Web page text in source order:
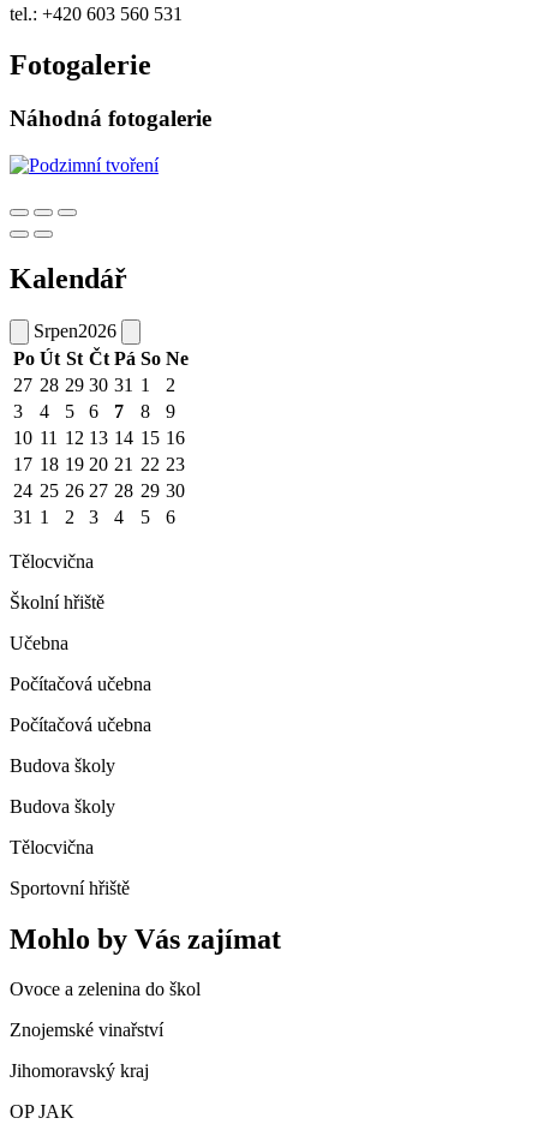
tel.: +420 603 560 531
Fotogalerie
Náhodná fotogalerie
Kalendář
Srpen2026
Po Út St Čt Pá So Ne
27 28 29 30 31 1
2
3
4 5 6 7 8
9
10 11 12 13 14 15 16
17 18 19 20 21 22 23
24 25 26 27 28 29 30
31 1 2 3 4 5 6
Tělocvična
Školní hřiště
Učebna
Počítačová učebna
Počítačová učebna
Budova školy
Budova školy
Tělocvična
Sportovní hřiště
Mohlo by Vás zajímat
Ovoce a zelenina do škol
Znojemské vinařství
Jihomoravský kraj
OP JAK